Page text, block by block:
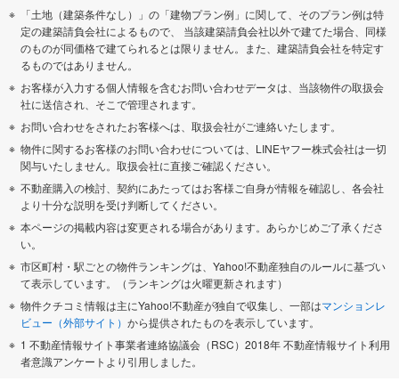
「土地（建築条件なし）」の「建物プラン例」に関して、そのプラン例は特
定の建築請負会社によるもので、 当該建築請負会社以外で建てた場合、同様
のものが同価格で建てられるとは限りません。また、建築請負会社を特定す
るものではありません。
お客様が入力する個人情報を含むお問い合わせデータは、当該物件の取扱会
社に送信され、そこで管理されます。
お問い合わせをされたお客様へは、取扱会社がご連絡いたします。
物件に関するお客様のお問い合わせについては、LINEヤフー株式会社は一切
関与いたしません。取扱会社に直接ご確認ください。
不動産購入の検討、契約にあたってはお客様ご自身が情報を確認し、各会社
より十分な説明を受け判断してください。
本ページの掲載内容は変更される場合があります。あらかじめご了承くださ
い。
市区町村・駅ごとの物件ランキングは、Yahoo!不動産独自のルールに基づい
て表示しています。（ランキングは火曜更新されます）
物件クチコミ情報は主にYahoo!不動産が独自で収集し、一部はマンションレ
ビュー（外部サイト） から提供されたものを表示しています。
1 不動産情報サイト事業者連絡協議会（RSC）2018年 不動産情報サイト利用
者意識アンケートより引用しました。